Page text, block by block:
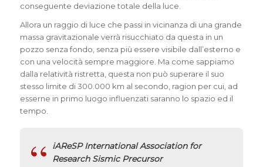
conseguente deviazione totale della luce.
Allora un raggio di luce che passi in vicinanza di una grande
massa gravitazionale verrà risucchiato da questa in un
pozzo senza fondo, senza più essere visibile dall’esterno e
con una velocità sempre maggiore. Ma come sappiamo
dalla relatività ristretta, questa non può superare il suo
stesso limite di 300.000 km al secondo, ragion per cui, ad
esserne in primo luogo influenzati saranno lo spazio ed il
tempo.
iAReSP International Association for
Research Sismic Precursor